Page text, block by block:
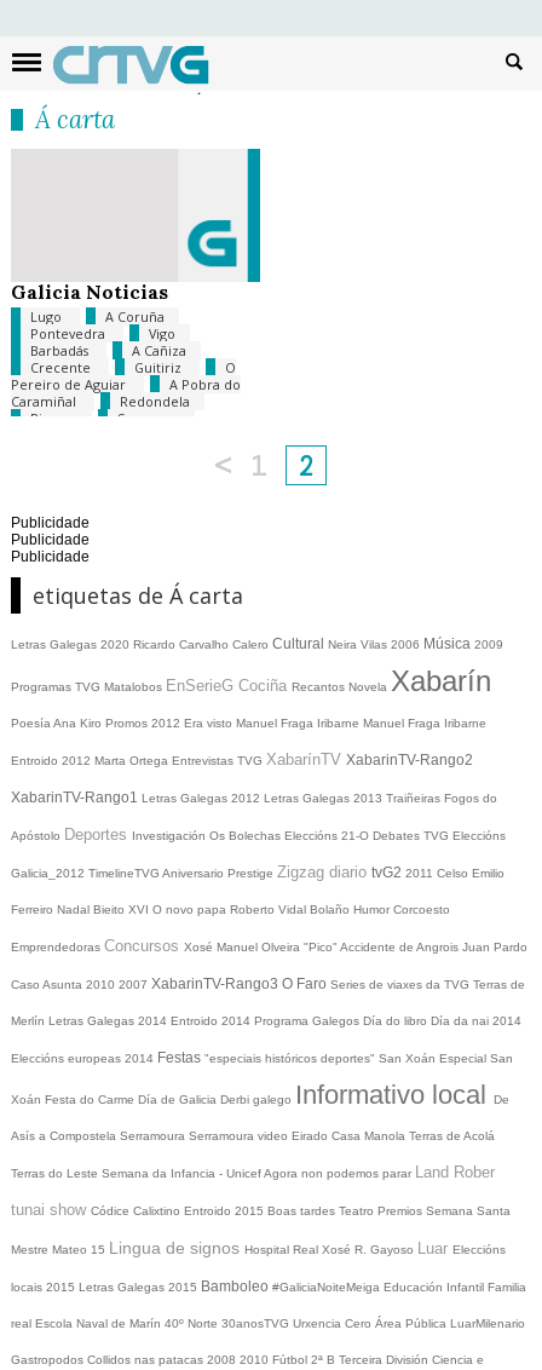
Á carta
Galicia Noticias
Lugo
A Coruña
Pontevedra
Vigo
Barbadás
A Cañiza
Crecente
Guitiriz
O
Pereiro de Aguiar
A Pobra do
Caramiñal
Redondela
Rianxo
Sanxenxo
< 1 2
Publicidade
Publicidade
Publicidade
etiquetas de Á carta
Letras Galegas 2020 Ricardo Carvalho Calero Cultural Neira Vilas 2006 Música 2009
Programas TVG Matalobos EnSerieG Cociña Recantos Novela Xabarín
Poesía Ana Kiro Promos 2012 Era visto Manuel Fraga Iribarne Manuel Fraga Iribarne
Entroido 2012 Marta Ortega Entrevistas TVG XabarínTV XabarinTV-Rango2
XabarinTV-Rango1 Letras Galegas 2012 Letras Galegas 2013 Traiñeiras Fogos do
Apóstolo Deportes Investigación Os Bolechas Eleccións 21-O Debates TVG Eleccións
Galicia_2012 TimelineTVG Aniversario Prestige Zigzag diario tvG2 2011 Celso Emilio
Ferreiro Nadal Bieito XVI O novo papa Roberto Vidal Bolaño Humor Corcoesto
Emprendedoras Concursos Xosé Manuel Olveira "Pico" Accidente de Angrois Juan Pardo
Caso Asunta 2010 2007 XabarinTV-Rango3 O Faro Series de viaxes da TVG Terras de
Merlín Letras Galegas 2014 Entroido 2014 Programa Galegos Día do libro Día da nai 2014
Eleccións europeas 2014 Festas "especiais históricos deportes" San Xoán Especial San
Xoán Festa do Carme Día de Galicia Derbi galego Informativo local De
Asís a Compostela Serramoura Serramoura video Eirado Casa Manola Terras de Acolá
Terras do Leste Semana da Infancia - UnicefAgora non podemos parar Land Rober
tunai show Códice Calixtino Entroido 2015 Boas tardes Teatro Premios Semana Santa
Mestre Mateo 15 Lingua de signos Hospital Real Xosé R. Gayoso Luar Eleccións
locais 2015 Letras Galegas 2015 Bamboleo #GaliciaNoiteMeiga Educación Infantil Familia
real Escola Naval de Marín 40º Norte 30anosTVG Urxencia Cero Área Pública LuarMilenario
Gastropodos Collidos nas patacas 2008 2010 Fútbol 2ª B Terceira División Ciencia e